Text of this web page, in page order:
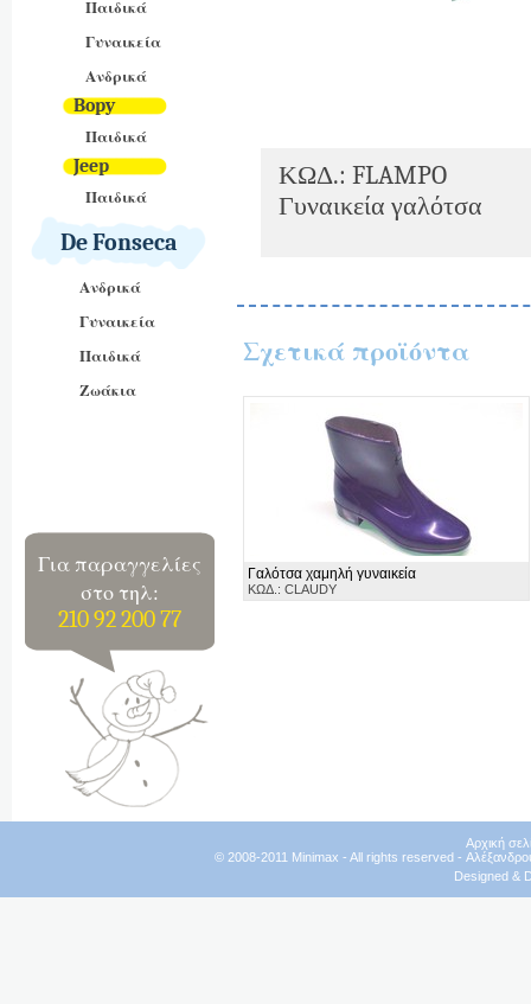
Παιδικά
Γυναικεία
Ανδρικά
Bopy
Παιδικά
Jeep
Παιδικά
De Fonseca
Ανδρικά
Γυναικεία
Παιδικά
Ζωάκια
Για παραγγελίες
στο τηλ:
210 92 200 77
ΚΩΔ.: FLAMPO
Γυναικεία γαλότσα
Σχετικά προϊόντα
Γαλότσα χαμηλή γυναικεία
ΚΩΔ.: CLAUDY
Αρχική
© 2008-2011 Minimax - All rights reserved -
Designed &